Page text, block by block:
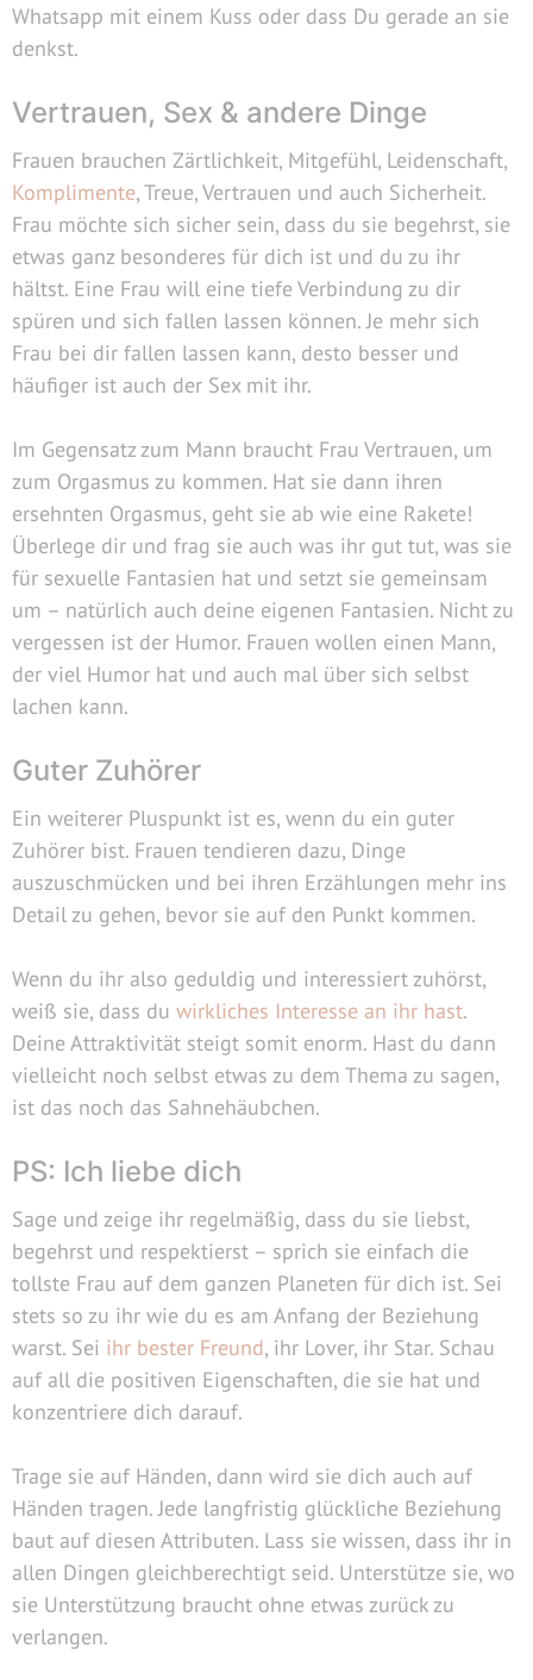
Whatsapp mit einem Kuss oder dass Du gerade an sie
denkst.
Vertrauen, Sex & andere Dinge
Frauen brauchen Zärtlichkeit, Mitgefühl, Leidenschaft,
Komplimente, Treue, Vertrauen und auch Sicherheit.
Frau möchte sich sicher sein, dass du sie begehrst, sie
etwas ganz besonderes für dich ist und du zu ihr
hältst. Eine Frau will eine tiefe Verbindung zu dir
spüren und sich fallen lassen können. Je mehr sich
Frau bei dir fallen lassen kann, desto besser und
häufiger ist auch der Sex mit ihr.
Im Gegensatz zum Mann braucht Frau Vertrauen, um
zum Orgasmus zu kommen. Hat sie dann ihren
ersehnten Orgasmus, geht sie ab wie eine Rakete!
Überlege dir und frag sie auch was ihr gut tut, was sie
für sexuelle Fantasien hat und setzt sie gemeinsam
um – natürlich auch deine eigenen Fantasien. Nicht zu
vergessen ist der Humor. Frauen wollen einen Mann,
der viel Humor hat und auch mal über sich selbst
lachen kann.
Guter Zuhörer
Ein weiterer Pluspunkt ist es, wenn du ein guter
Zuhörer bist. Frauen tendieren dazu, Dinge
auszuschmücken und bei ihren Erzählungen mehr ins
Detail zu gehen, bevor sie auf den Punkt kommen.
Wenn du ihr also geduldig und interessiert zuhörst,
weiß sie, dass du wirkliches Interesse an ihr hast.
Deine Attraktivität steigt somit enorm. Hast du dann
vielleicht noch selbst etwas zu dem Thema zu sagen,
ist das noch das Sahnehäubchen.
PS: Ich liebe dich
Sage und zeige ihr regelmäßig, dass du sie liebst,
begehrst und respektierst – sprich sie einfach die
tollste Frau auf dem ganzen Planeten für dich ist. Sei
stets so zu ihr wie du es am Anfang der Beziehung
warst. Sei ihr bester Freund, ihr Lover, ihr Star. Schau
auf all die positiven Eigenschaften, die sie hat und
konzentriere dich darauf.
Trage sie auf Händen, dann wird sie dich auch auf
Händen tragen. Jede langfristig glückliche Beziehung
baut auf diesen Attributen. Lass sie wissen, dass ihr in
allen Dingen gleichberechtigt seid. Unterstütze sie, wo
sie Unterstützung braucht ohne etwas zurück zu
verlangen.